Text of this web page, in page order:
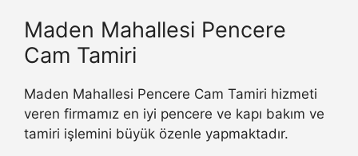
Maden Mahallesi Pencere
Cam Tamiri
Maden Mahallesi Pencere Cam Tamiri hizmeti
veren firmamız en iyi pencere ve kapı bakım ve
tamiri işlemini büyük özenle yapmaktadır.